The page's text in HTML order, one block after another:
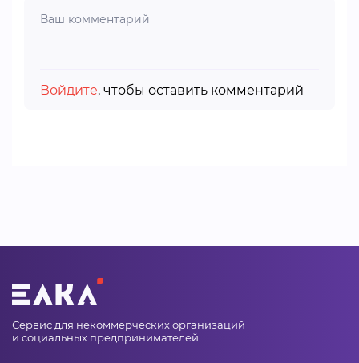
Войдите, чтобы оставить комментарий
Сервис для некоммерческих организаций
и социальных предпринимателей